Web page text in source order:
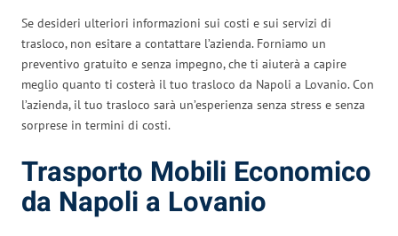
Se desideri ulteriori informazioni sui costi e sui servizi di
trasloco, non esitare a contattare l’azienda. Forniamo un
preventivo gratuito e senza impegno, che ti aiuterà a capire
meglio quanto ti costerà il tuo trasloco da Napoli a Lovanio. Con
l’azienda, il tuo trasloco sarà un’esperienza senza stress e senza
sorprese in termini di costi.
Trasporto Mobili Economico
da Napoli a Lovanio